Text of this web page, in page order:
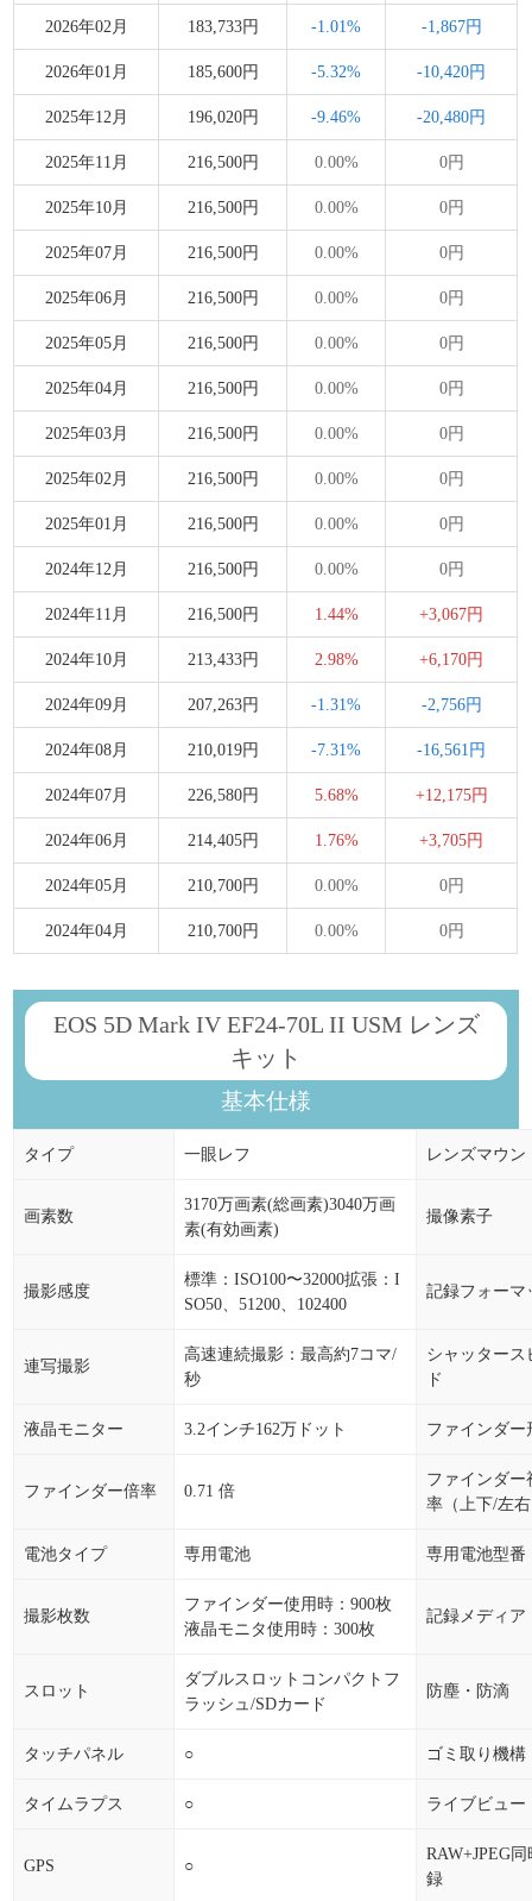
2026年02月 183,733円 -1.01% -1,867円
2026年01月 185,600円 -5.32% -10,420円
2025年12月 196,020円 -9.46% -20,480円
2025年11月 216,500円 0.00% 0円
2025年10月 216,500円 0.00% 0円
2025年07月 216,500円 0.00% 0円
2025年06月 216,500円 0.00% 0円
2025年05月 216,500円 0.00% 0円
2025年04月 216,500円 0.00% 0円
2025年03月 216,500円 0.00% 0円
2025年02月 216,500円 0.00% 0円
2025年01月 216,500円 0.00% 0円
2024年12月 216,500円 0.00% 0円
2024年11月 216,500円 1.44% +3,067円
2024年10月 213,433円 2.98% +6,170円
2024年09月 207,263円 -1.31% -2,756円
2024年08月 210,019円 -7.31% -16,561円
2024年07月 226,580円 5.68% +12,175円
2024年06月 214,405円 1.76% +3,705円
2024年05月 210,700円 0.00% 0円
2024年04月 210,700円 0.00% 0円
EOS 5D Mark IV EF24-70L II USM レンズ
キット
基本仕様
タイプ 一眼レフ レンズマウン
画素数
3170万画素(総画素)3040万画
素(有効画素)
撮像素子
撮影感度
標準：ISO100〜32000拡張：I
SO50、51200、102400
記録フォーマ
連写撮影
高速連続撮影：最高約7コマ/
秒
シャッタース
ド
液晶モニター 3.2インチ162万ドット ファインダー
ファインダー倍率 0.71 倍
ファインダー
率（上下/左
電池タイプ 専用電池 専用電池型番
撮影枚数
ファインダー使用時：900枚
液晶モニタ使用時：300枚
記録メディア
スロット
ダブルスロットコンパクトフ
ラッシュ/SDカード
防塵・防滴
タッチパネル ○ ゴミ取り機構
タイムラプス ○ ライブビュー
GPS ○
RAW+JPEG
録